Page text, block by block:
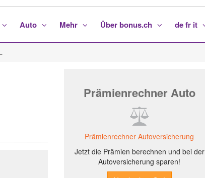
Auto Mehr Über bonus.ch de fr it
Prämienrechner Auto
Prämienrechner Autoversicherung
Jetzt die Prämien berechnen und bei der
Autoversicherung sparen!